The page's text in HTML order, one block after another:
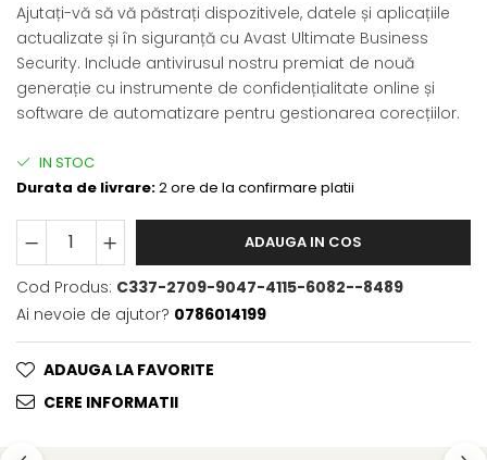
Ajutați-vă să vă păstrați dispozitivele, datele și aplicațiile
actualizate și în siguranță cu Avast Ultimate Business
Security. Include antivirusul nostru premiat de nouă
generație cu instrumente de confidențialitate online și
software de automatizare pentru gestionarea corecțiilor.
IN STOC
Durata de livrare:2 ore de la confirmare platii
ADAUGA IN COS
Cod Produs: C337-2709-9047-4115-6082--8489
Ai nevoie de ajutor? 0786014199
ADAUGA LA FAVORITE
CERE INFORMATII